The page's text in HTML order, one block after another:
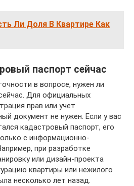
Ли Доля В Квартире Как
паспорт сейчас
в вопросе, нужен ли
Для официальных
прав или учет
документ не нужен. Если у вас
кадастровый паспорт, его
с информационно-
при разработке
или дизайн-проекта
квартиры или нежилого
несколько лет назад.